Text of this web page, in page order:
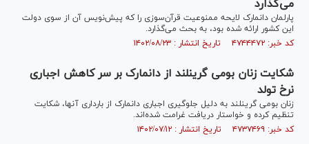
می‌گذارد
پارلمان دانمارک لایحه ممنوعیت قرآن‌سوزی را که پیش‌نویس آن از سوی دولت
این کشور ارائه شده بود، به بحث می‌گذارد.
کد خبر: ۴۷۴۴۴۷۲ تاریخ انتشار : ۱۴۰۲/۰۸/۲۳
شکایت زنان بومی گرینلند از دانمارک بر سر کاهش اجباری
نرخ تولد
زنان بومی گرینلند به دلیل جلوگیری اجباری دانمارک از بارداری آنها، شکایت
تنظیم کرده و خواستار دریافت غرامت شده‌اند.
کد خبر: ۴۷۳۷۴۶۹ تاریخ انتشار : ۱۴۰۲/۰۷/۱۲